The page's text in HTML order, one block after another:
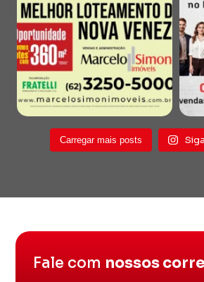
Carregar mais posts
Fale com nossos